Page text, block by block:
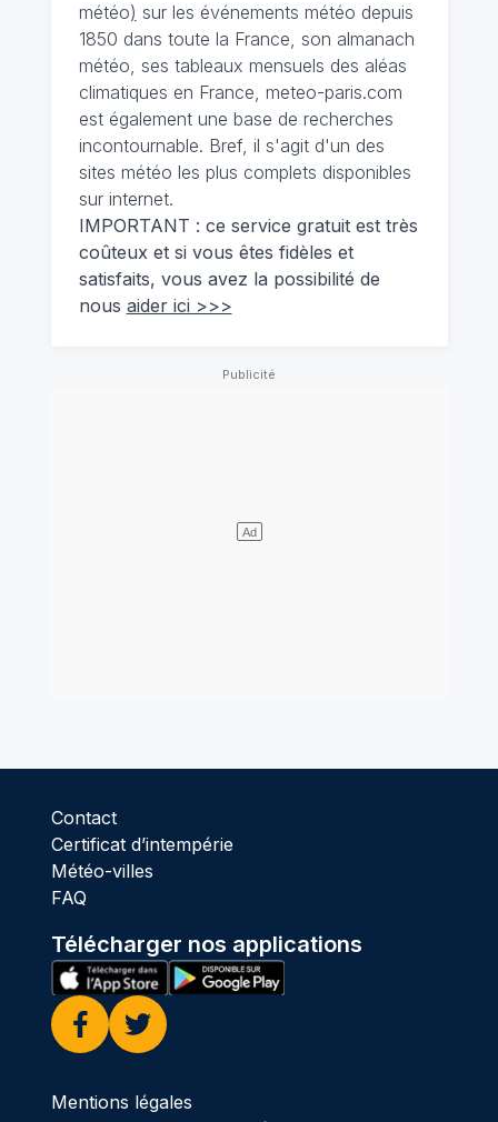
météo) sur les événements météo depuis
1850 dans toute la France, son almanach
météo, ses tableaux mensuels des aléas
climatiques en France, meteo-paris.com
est également une base de recherches
incontournable. Bref, il s'agit d'un des
sites météo les plus complets disponibles
sur internet.
IMPORTANT : ce service gratuit est très
coûteux et si vous êtes fidèles et
satisfaits, vous avez la possibilité de
nous aider ici >>>
Contact
Certificat d’intempérie
Météo-villes
FAQ
Télécharger nos applications
Facebook
Twitter
Mentions légales